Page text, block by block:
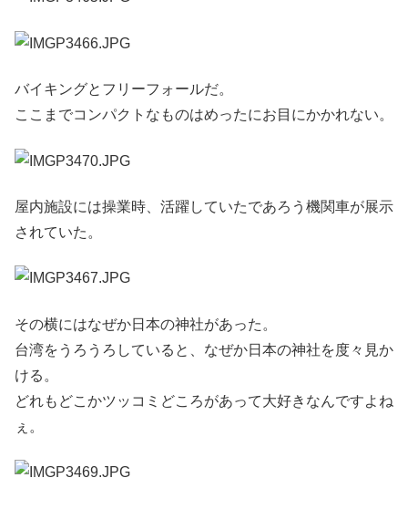
バイキングとフリーフォールだ。
ここまでコンパクトなものはめったにお目にかかれない。
屋内施設には操業時、活躍していたであろう機関車が展示
されていた。
その横にはなぜか日本の神社があった。
台湾をうろうろしていると、なぜか日本の神社を度々見か
ける。
どれもどこかツッコミどころがあって大好きなんですよね
ぇ。